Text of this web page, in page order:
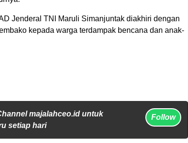
Jenderal TNI Maruli Simanjuntak diakhiri dengan
kepada warga terdampak bencana dan anak-
majalahceo.id untuk
setiap hari
Follow